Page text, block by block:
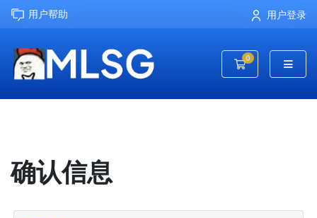
用户帮助 用户登录
0
购物车
确认信息